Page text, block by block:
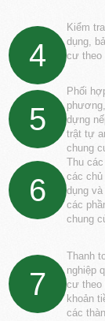
4
Kiểm
dụng,
cư theo
5
Phối
dựng
trật tự
chung
6
Thu
các
dụng
các
chung
7
Thanh
nghiệp
cư theo
khoản
các